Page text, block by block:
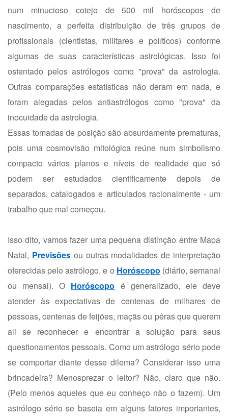
num minucioso cotejo de 500 mil horóscopos de
nascimento, a perfeita distribuição de três grupos de
profissionais (cientistas, militares e políticos) conforme
algumas de suas características astrológicas. Isso foi
ostentado pelos astrólogos como "prova" da astrologia.
Outras comparações estatísticas não deram em nada, e
foram alegadas pelos antiastrólogos como "prova" da
inocuidade da astrologia.
Essas tomadas de posição são absurdamente prematuras,
pois uma cosmovisão mitológica reúne num simbolismo
compacto vários planos e níveis de realidade que só
podem ser estudados cientificamente depois de
separados, catalogados e articulados racionalmente - um
trabalho que mal começou.
Isso dito, vamos fazer uma pequena distinção entre Mapa
Natal, Previsõesou outras modalidades de interpretação
oferecidas pelo astrólogo, e o Horóscopo (diário, semanal
ou mensal). O Horóscopo é generalizado, ele deve
atender às expectativas de centenas de milhares de
pessoas, centenas de feijões, maçãs ou pêras que querem
ali se reconhecer e encontrar a solução para seus
questionamentos pessoais. Como um astrólogo sério pode
se comportar diante desse dilema? Considerar isso uma
brincadeira? Menosprezar o leitor? Não, claro que não.
(Pelo menos aqueles que eu conheço não o fazem). Um
astrólogo sério se baseia em alguns fatores importantes,